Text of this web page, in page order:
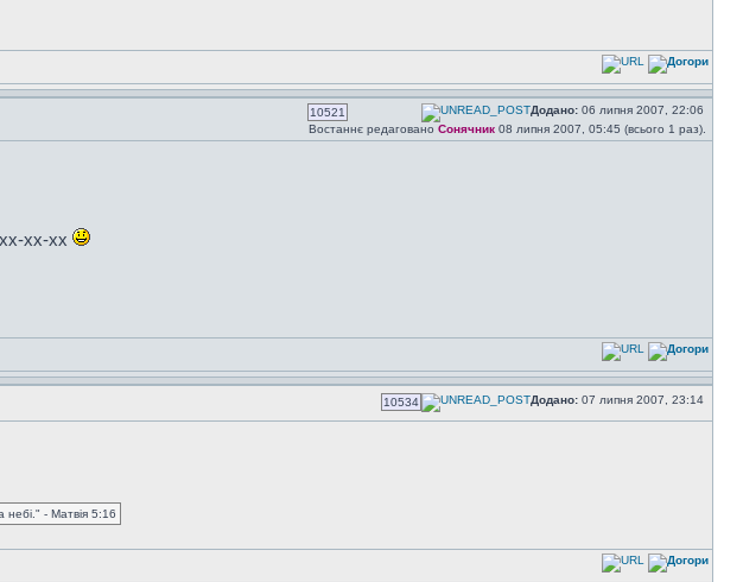
10521 Додано: 06 липня 2007, 22:06
Востаннє редаговано Сонячник 08 липня 2007, 05:45 (всього 1 раз).
xx-xx
10534 Додано: 07 липня 2007, 23:14
- Матвія 5:16